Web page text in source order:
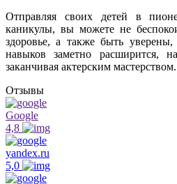
Отправляя своих детей в
каникулы, вы можете не
здоровье, а также быть
навыков заметно расширится,
заканчивая актерским мастерством.
Отзывы
Google
4,8
yandex.ru
5,0